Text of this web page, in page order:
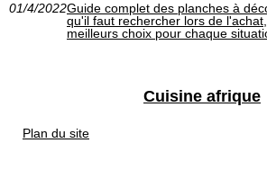
01/4/2022Guide complet des planches à
qu'il faut rechercher lors de
meilleurs choix pour chaque
Cuisine afrique
Plan du site